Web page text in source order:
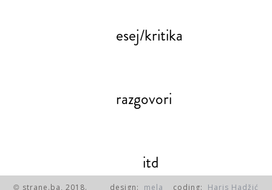
esej/kritika
razgovori
itd
© strane.ba, 2018. design: mela coding: Haris Hadžić